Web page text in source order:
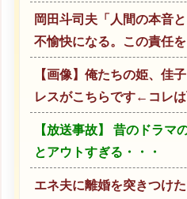
岡田斗司夫「人間の本音
不愉快になる。この責任を
【画像】俺たちの姫、佳
レスがこちらです←コレ
【放送事故】 昔のドラ
とアウトすぎる・・・
エネ夫に離婚を突きつけ